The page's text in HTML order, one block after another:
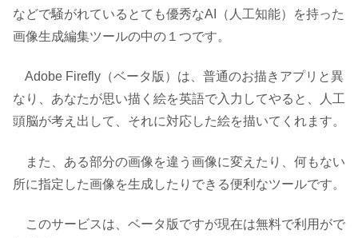
などで騒がれているとても優秀なAI（人工知能）を持った
画像生成編集ツールの中の１つです。
Adobe Firefly（ベータ版）は、普通のお描きアプリと異
なり、あなたが思い描く絵を英語で入力してやると、人工
頭脳が考え出して、それに対応した絵を描いてくれます。
また、ある部分の画像を違う画像に変えたり、何もない
所に指定した画像を生成したりできる便利なツールです。
このサービスは、ベータ版ですが現在は無料で利用がで